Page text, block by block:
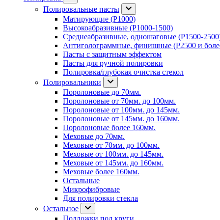
Полировальные пасты
Матирующие (P1000)
Высокоабразивные (P1000-1500)
Среднеабразивные, одношаговые (P1500-
Антиголограммные, финишные (P2500 и
Пасты с защитным эффектом
Пасты для ручной полировки
Полировка/глубокая очистка стекол
Полировальники
Поролоновые до 70мм.
Поролоновые от 70мм. до 100мм.
Поролоновые от 100мм. до 145мм.
Поролоновые от 145мм. до 160мм.
Поролоновые более 160мм.
Меховые до 70мм.
Меховые от 70мм. до 100мм.
Меховые от 100мм. до 145мм.
Меховые от 145мм. до 160мм.
Меховые более 160мм.
Остальные
Микрофибровые
Для полировки стекла
Остальное